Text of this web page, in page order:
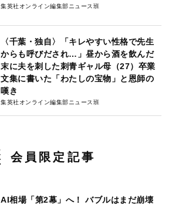
集英社オンライン編集部ニュース班
〈千葉・独自〉「キレやすい性格で先生
からも呼びだされ…」昼から酒を飲んだ
末に夫を刺した刺青ギャル母（27）卒業
文集に書いた「わたしの宝物」と恩師の
嘆き
集英社オンライン編集部ニュース班
会員限定記事
AI相場「第2幕」へ！ バブルはまだ崩壊